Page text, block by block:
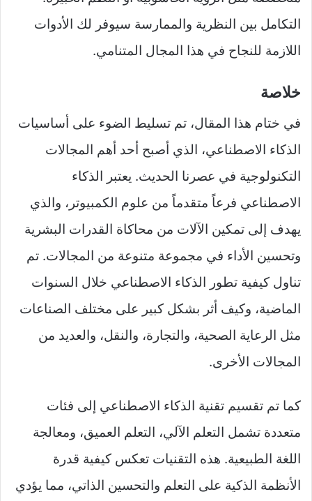
التكامل بين النظرية والممارسة سيوفر لك الأدوات
اللازمة للنجاح في هذا المجال المتنامي.
خلاصة
في ختام هذا المقال، تم تسليط الضوء على أساسيات
الذكاء الاصطناعي، الذي أصبح أحد أهم المجالات
التكنولوجية في عصرنا الحديث. يعتبر الذكاء
الاصطناعي فرعاً متقدماً من علوم الكمبيوتر، والذي
يهدف إلى تمكين الآلات من محاكاة القدرات البشرية
وتحسين الأداء في مجموعة متنوعة من المجالات. تم
تناول كيفية تطور الذكاء الاصطناعي خلال السنوات
الماضية، وكيف أثر بشكل كبير على مختلف الصناعات
مثل الرعاية الصحية، والتجارة، والنقل، والعديد من
المجالات الأخرى.
كما تم تقسيم تقنية الذكاء الاصطناعي إلى فئات
متعددة تشمل التعلم الآلي، التعلم العميق، ومعالجة
اللغة الطبيعية. هذه التقنيات تعكس كيفية قدرة
الأنظمة الذكية على التعلم والتحسين الذاتي، مما يؤدي